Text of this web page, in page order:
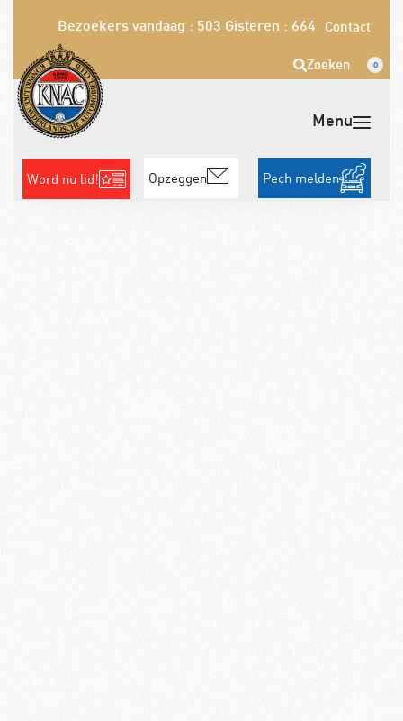
Bezoekers vandaag : 503 Gisteren : 664 Contact
Zoeken 0
Word nu lid! Opzeggen Pech melden